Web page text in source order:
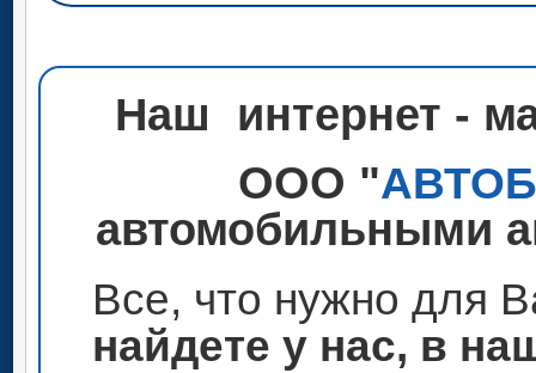
Наш интернет -
ООО "
автомобильными
Все, что нужно для
найдете у нас, в